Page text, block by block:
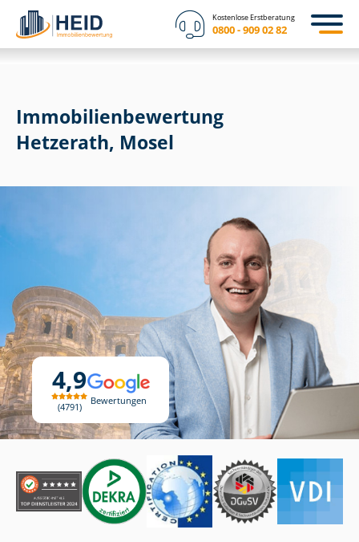
Kostenlose Erstberatung
0800 - 909 02 82
4,9
4791
Bewertungen
Immobilien­bewertung
Hetzerath, Mosel